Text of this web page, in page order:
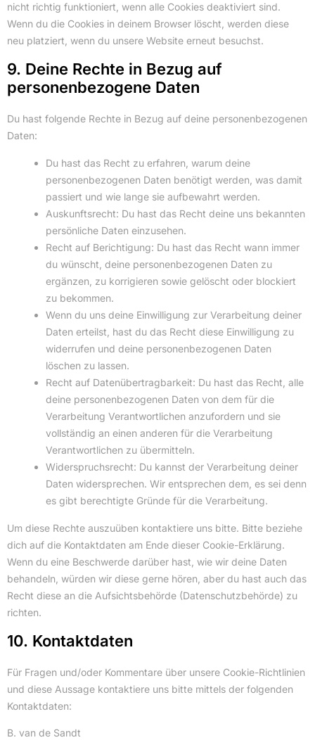
nicht richtig funktioniert, wenn alle Cookies deaktiviert sind.
Wenn du die Cookies in deinem Browser löscht, werden diese
neu platziert, wenn du unsere Website erneut besuchst.
9. Deine Rechte in Bezug auf
personenbezogene Daten
Du hast folgende Rechte in Bezug auf deine personenbezogenen
Daten:
Du hast das Recht zu erfahren, warum deine
personenbezogenen Daten benötigt werden, was damit
passiert und wie lange sie aufbewahrt werden.
Auskunftsrecht: Du hast das Recht deine uns bekannten
persönliche Daten einzusehen.
Recht auf Berichtigung: Du hast das Recht wann immer
du wünscht, deine personenbezogenen Daten zu
ergänzen, zu korrigieren sowie gelöscht oder blockiert
zu bekommen.
Wenn du uns deine Einwilligung zur Verarbeitung deiner
Daten erteilst, hast du das Recht diese Einwilligung zu
widerrufen und deine personenbezogenen Daten
löschen zu lassen.
Recht auf Datenübertragbarkeit: Du hast das Recht, alle
deine personenbezogenen Daten von dem für die
Verarbeitung Verantwortlichen anzufordern und sie
vollständig an einen anderen für die Verarbeitung
Verantwortlichen zu übermitteln.
Widerspruchsrecht: Du kannst der Verarbeitung deiner
Daten widersprechen. Wir entsprechen dem, es sei denn
es gibt berechtigte Gründe für die Verarbeitung.
Um diese Rechte auszuüben kontaktiere uns bitte. Bitte beziehe
dich auf die Kontaktdaten am Ende dieser Cookie-Erklärung.
Wenn du eine Beschwerde darüber hast, wie wir deine Daten
behandeln, würden wir diese gerne hören, aber du hast auch das
Recht diese an die Aufsichtsbehörde (Datenschutzbehörde) zu
richten.
10. Kontaktdaten
Für Fragen und/oder Kommentare über unsere Cookie-Richtlinien
und diese Aussage kontaktiere uns bitte mittels der folgenden
Kontaktdaten:
B. van de Sandt